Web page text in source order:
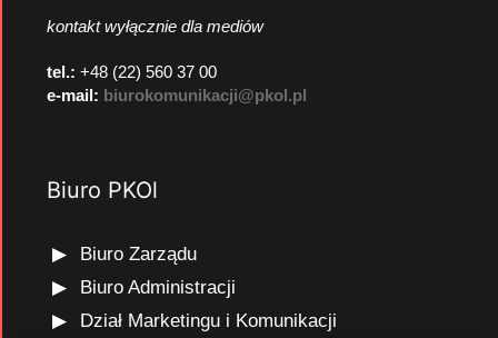
kontakt wyłącznie dla mediów
tel.: +48 (22) 560 37 00
e-mail: biurokomunikacji@pkol.pl
Biuro PKOl
Biuro Zarządu
Biuro Administracji
Dział Marketingu i Komunikacji